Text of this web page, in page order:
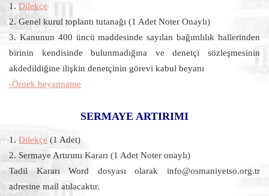
1. Dilekçe
2. Genel kurul toplantı tutanağı (1 Adet Noter Onaylı)
3. Kanunun 400 üncü maddesinde sayılan bağımlılık hallerinden
birinin kendisinde bulunmadığına ve denetçi sözleşmesinin
akdedildiğine ilişkin denetçinin görevi kabul beyanı
-Örnek beyanname
SERMAYE ARTIRIMI
1. Dilekçe (1 Adet)
2. Sermaye Artırımı Kararı (1 Adet Noter onaylı)
Tadil Kararı Word dosyası olarak info@osmaniyetso.org.tr
adresine mail atılacaktır.